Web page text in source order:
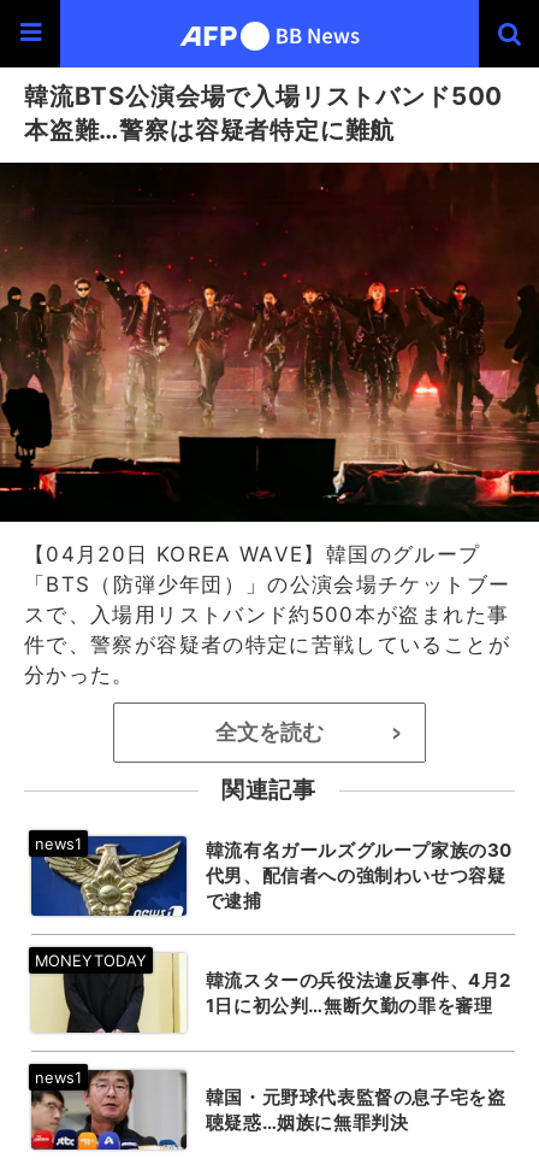
韓流BTS公演会場で入場リストバンド500
本盗難…警察は容疑者特定に難航
【04月20日 KOREA WAVE】韓国のグループ
「BTS（防弾少年団）」の公演会場チケットブー
スで、入場用リストバンド約500本が盗まれた事
件で、警察が容疑者の特定に苦戦していることが
分かった。
全文を読む >
関連記事
韓流有名ガールズグループ家族の30
代男、配信者への強制わいせつ容疑
で逮捕
韓流スターの兵役法違反事件、4月2
1日に初公判…無断欠勤の罪を審理
韓国・元野球代表監督の息子宅を盗
聴疑惑…姻族に無罪判決